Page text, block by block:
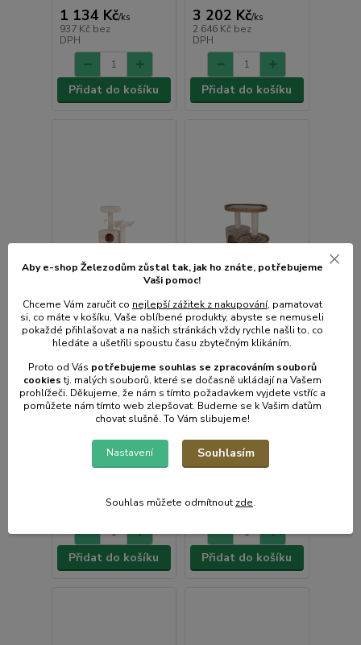
1 134 Kč/ks
937 Kč bez
DPH
Přidat do košíku
3 202 Kč/ks
2 646 Kč bez
DPH
Přidat do košíku
Škrabadlo pro kočky
rohové KERBL
ZIRKONIA 130x50x50
bez
odešleme do 2-3
Přidat do košíku
Škrabadlo pro kočky
KERBL BANANA LEAF
WAXY 104x60x40 cm
3 117 Kč
bez
DPH
Skladem e-shop, méně
než 5ks
Přidat do košíku
Aby e-shop Železodům zůstal tak, jak ho znáte, potřebujeme
Vaši pomoc!
Chceme Vám zaručit co nejlepší zážitek z nakupování, pamatovat
si, co máte v košíku, Vaše oblíbené produkty, abyste se nemuseli
pokaždé přihlašovat a na našich stránkách vždy rychle našli to, co
hledáte a ušetřili spoustu času zbytečným klikáním.
Proto od Vás potřebujeme souhlas se zpracováním souborů
cookiestj. malých souborů, které se dočasně ukládají na Vašem
prohlížeči. Děkujeme, že nám s tímto požadavkem vyjdete vstříc a
pomůžete nám tímto web zlepšovat. Budeme se k Vašim datům
chovat slušně. To Vám slibujeme!
Nastavení Souhlasím
Souhlas můžete odmítnout zde.